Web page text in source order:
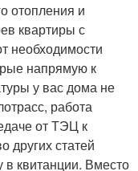
отопления и
квартиры с
необходимости
напрямую к
у вас дома не
работа
от ТЭЦ к
других статей
квитанции. Вместо